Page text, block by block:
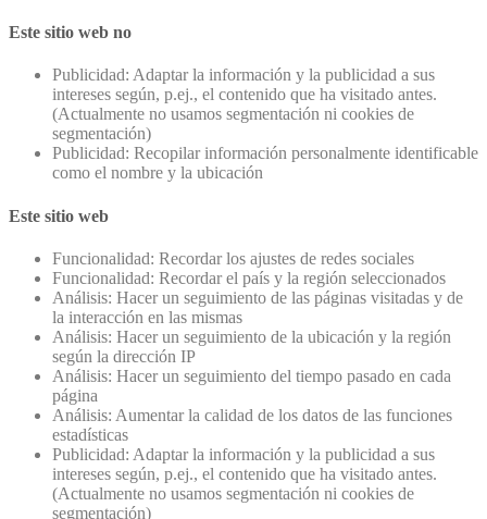
Este sitio web no
Publicidad: Adaptar la información y la publicidad a sus
intereses según, p.ej., el contenido que ha visitado antes.
(Actualmente no usamos segmentación ni cookies de
segmentación)
Publicidad: Recopilar información personalmente identificable
como el nombre y la ubicación
Este sitio web
Funcionalidad: Recordar los ajustes de redes sociales
Funcionalidad: Recordar el país y la región seleccionados
Análisis: Hacer un seguimiento de las páginas visitadas y de
la interacción en las mismas
Análisis: Hacer un seguimiento de la ubicación y la región
según la dirección IP
Análisis: Hacer un seguimiento del tiempo pasado en cada
página
Análisis: Aumentar la calidad de los datos de las funciones
estadísticas
Publicidad: Adaptar la información y la publicidad a sus
intereses según, p.ej., el contenido que ha visitado antes.
(Actualmente no usamos segmentación ni cookies de
segmentación)